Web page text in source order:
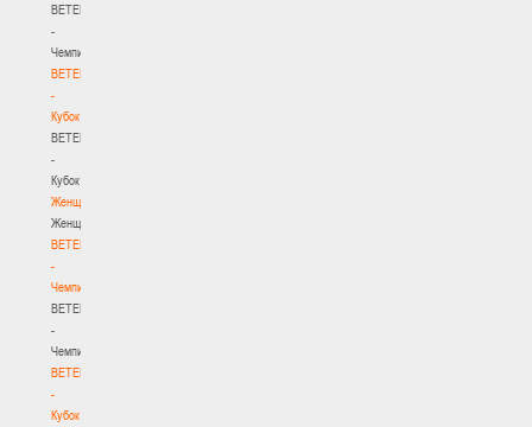
BETERA
-
Чемпионат
BETERA
-
Кубок
BETERA
-
Кубок
Женщины
Женщины
BETERA
-
Чемпионат
BETERA
-
Чемпионат
BETERA
-
Кубок